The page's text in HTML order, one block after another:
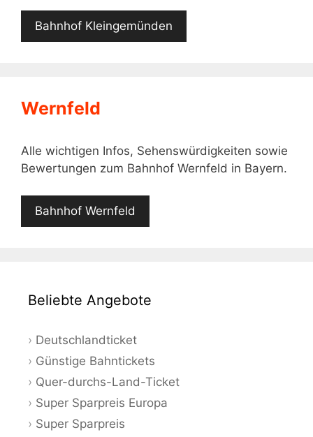
Bahnhof Kleingemünden
Wernfeld
Alle wichtigen Infos, Sehenswürdigkeiten sowie
Bewertungen zum Bahnhof Wernfeld in Bayern.
Bahnhof Wernfeld
Beliebte Angebote
Deutschlandticket
Günstige Bahntickets
Quer-durchs-Land-Ticket
Super Sparpreis Europa
Super Sparpreis